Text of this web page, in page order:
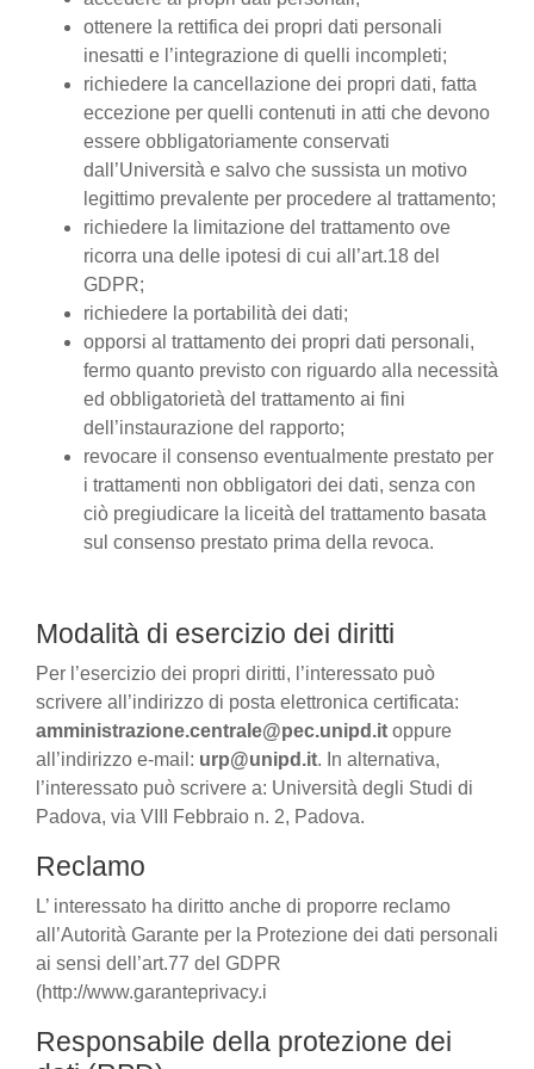
ottenere la rettifica dei propri dati personali
inesatti e l’integrazione di quelli incompleti;
richiedere la cancellazione dei propri dati, fatta
eccezione per quelli contenuti in atti che devono
essere obbligatoriamente conservati
dall’Università e salvo che sussista un motivo
legittimo prevalente per procedere al trattamento;
richiedere la limitazione del trattamento ove
ricorra una delle ipotesi di cui all’art.18 del
GDPR;
richiedere la portabilità dei dati;
opporsi al trattamento dei propri dati personali,
fermo quanto previsto con riguardo alla necessità
ed obbligatorietà del trattamento ai fini
dell’instaurazione del rapporto;
revocare il consenso eventualmente prestato per
i trattamenti non obbligatori dei dati, senza con
ciò pregiudicare la liceità del trattamento basata
sul consenso prestato prima della revoca.
Modalità di esercizio dei diritti
Per l’esercizio dei propri diritti, l’interessato può
scrivere all’indirizzo di posta elettronica certificata:
amministrazione.centrale@pec.unipd.it oppure
all’indirizzo e-mail: urp@unipd.it. In alternativa,
l’interessato può scrivere a: Università degli Studi di
Padova, via VIII Febbraio n. 2, Padova.
Reclamo
L’ interessato ha diritto anche di proporre reclamo
all’Autorità Garante per la Protezione dei dati personali
ai sensi dell’art.77 del GDPR
(http://www.garanteprivacy.i
Responsabile della protezione dei